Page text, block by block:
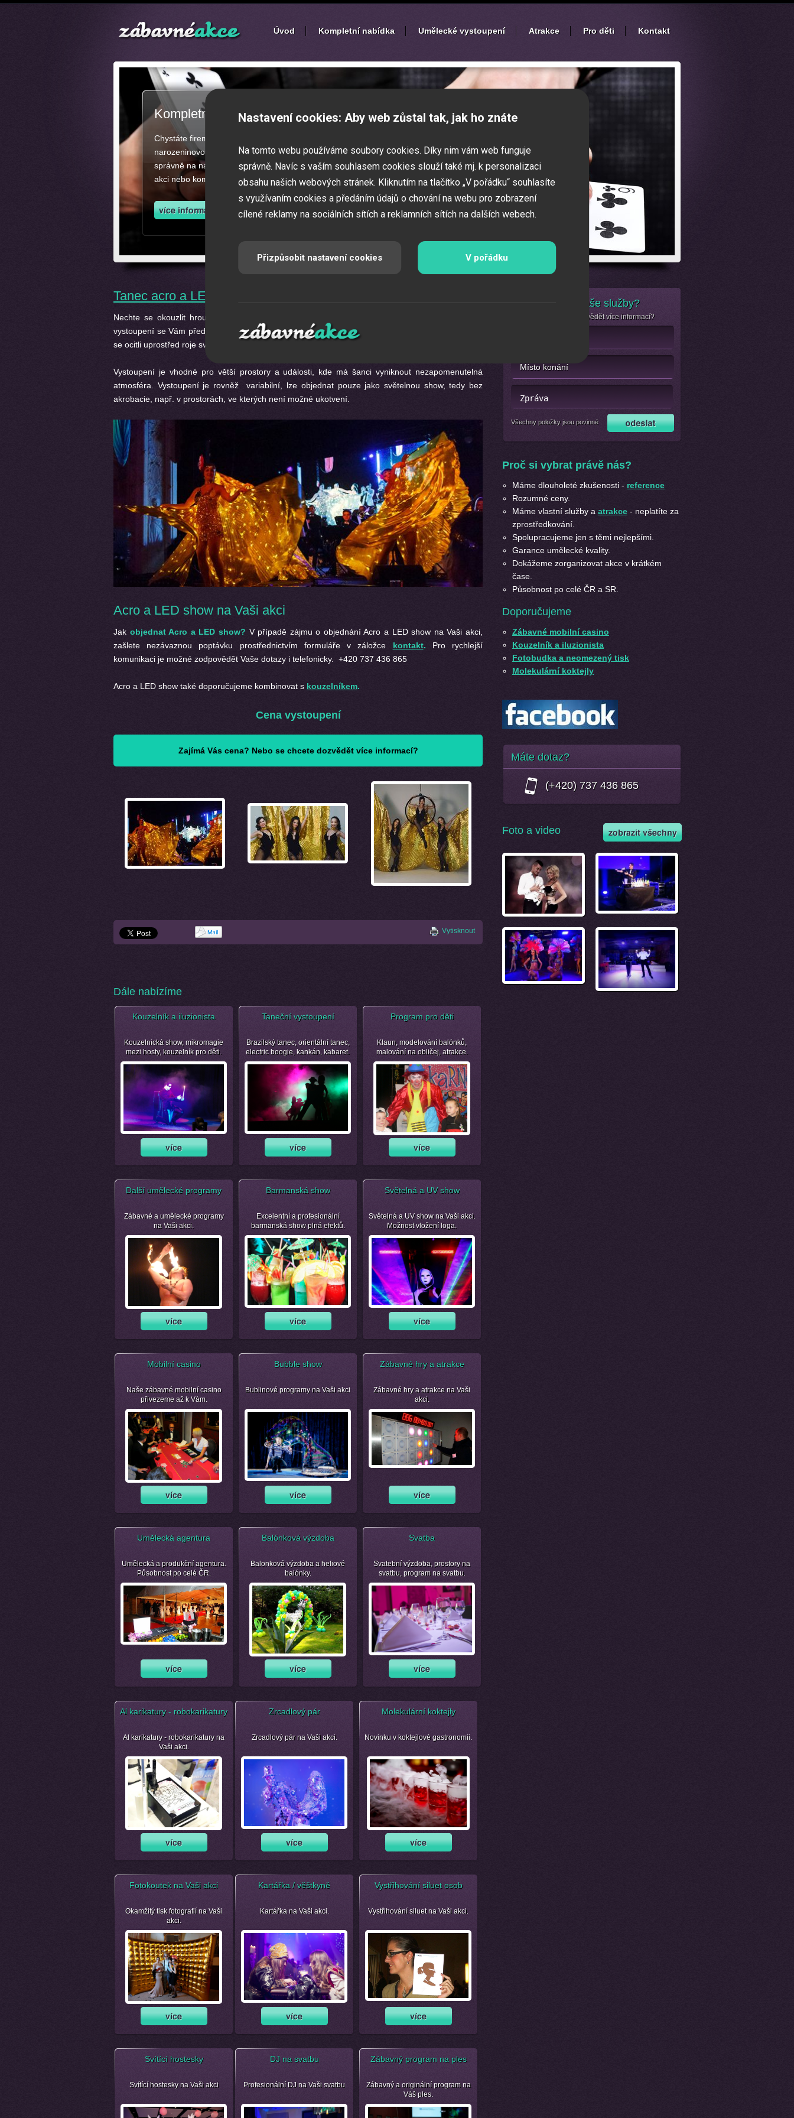
Úvod Kompletní nabídka Umělecké vystoupení Atrakce Pro děti Kontakt
Kompletní zajištěnízábavných akcí
Chystáte firemní akci, večírek nebo ples? Připravujete svatbu,
narozeninovou oslavu či zábavné představení pro děti? Pak jste
správně na našich stránkách. Zajistíme Vám jednotlivé umělce na Vaši
akci nebo kompletní zajištění zábavných a firemních akcí.
Tanec acro a LED show
Nechte se okouzlit hrou světel a ladným tancem ve spojení se závěsnou akrobacií... V tomto
vystoupení se Vám představí krásné tanečnice se zlatými LED křídly, které vytvoří iluzi, jako byste
se ocitli uprostřed roje světlušek a akrobatka na závěsném kruhu.
Vystoupení je vhodné pro větší prostory a události, kde má šanci vyniknout nezapomenutelná
atmosféra. Vystoupení je rovněž variabilní, lze objednat pouze jako světelnou show, tedy bez
akrobacie, např. v prostorách, ve kterých není možné ukotvení.
Acro a LED show na Vaši akci
Jak objednat Acro a LED show? V případě zájmu o objednání Acro a LED show na Vaši akci,
zašlete nezávaznou poptávku prostřednictvím formuláře v záložce kontakt. Pro rychlejší
komunikaci je možné zodpovědět Vaše dotazy i telefonicky. +420 737 436 865
Acro a LED show také doporučujeme kombinovat s kouzelníkem.
Cena vystoupení
Zajímá Vás cena? Nebo se chcete dozvědět více informací?
Vytisknout
Dále nabízíme
Kouzelník a iluzionista
Kouzelnická show, mikromagie
mezi hosty, kouzelník pro děti.
Taneční vystoupení
Brazilský tanec, orientální tanec,
electric boogie, kankán, kabaret.
Program pro děti
Klaun, modelování balónků,
malování na obličej, atrakce.
Další umělecké programy
Zábavné a umělecké programy
na Vaši akci.
Barmanská show
Excelentní a profesionální
barmanská show plná efektů.
Světelná a UV show
Světelná a UV show na Vaši akci.
Možnost vložení loga.
Mobilní casino
Naše zábavné mobilní casino
přivezeme až k Vám.
Bubble show
Bublinové programy na Vaši akci
Zábavné hry a atrakce
Zábavné hry a atrakce na Vaši
akci.
Umělecká agentura
Umělecká a produkční agentura.
Působnost po celé ČR.
Balónková výzdoba
Balonková výzdoba a heliové
balónky.
Svatba
Svatební výzdoba, prostory na
svatbu, program na svatbu.
Al karikatury - robokarikatury
Al karikatury - robokarikatury na
Vaši akci.
Zrcadlový pár
Zrcadlový pár na Vaši akci.
Molekulární koktejly
Novinku v koktejlové gastronomii.
Fotokoutek na Vaši akci
Okamžitý tisk fotografií na Vaši
akci.
Kartářka / věštkyně
Kartářka na Vaši akci.
Vystřihování siluet osob
Vystřihování siluet na Vaši akci.
Svítící hostesky
Svítící hostesky na Vaši akci
DJ na svatbu
Profesionální DJ na Vaši svatbu
Zábavný program na ples
Zábavný a originální program na
Váš ples.
Máte zájem o naše služby?
Nebo se jen chcete dozvědět více informací?
Všechny položky jsou povinné
Proč si vybrat právě nás?
Máme dlouholeté zkušenosti - reference
Rozumné ceny.
Máme vlastní služby a atrakce - neplatíte za
zprostředkování.
Spolupracujeme jen s těmi nejlepšími.
Garance umělecké kvality.
Dokážeme zorganizovat akce v krátkém
čase.
Působnost po celé ČR a SR.
Doporučujeme
Zábavné mobilní casino
Kouzelník a iluzionista
Fotobudka a neomezený tisk
Molekulární koktejly
Máte dotaz?
(+420) 737 436 865
Foto a video
Nastavení cookies: Aby web zůstal tak, jak ho znáte
Na tomto webu používáme soubory cookies. Díky nim vám web funguje
správně. Navíc s vaším souhlasem cookies slouží také mj. k personalizaci
obsahu našich webových stránek. Kliknutím na tlačítko „V pořádku“ souhlasíte
s využívaním cookies a předáním údajů o chování na webu pro zobrazení
cílené reklamy na sociálních sítích a reklamních sítích na dalších webech.
Přizpůsobit nastavení cookies V pořádku